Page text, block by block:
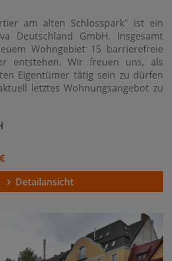
am alten Schlosspark" ist ein
Deutschland GmbH. Insgesamt
Wohngebiet 15 barrierefreie
entstehen. Wir freuen uns, als
Eigentümer tätig sein zu dürfen
letztes Wohnungsangebot zu
Detailansicht